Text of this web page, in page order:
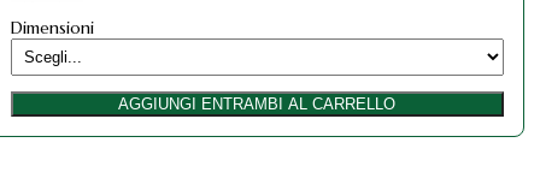
velluto
quantità
4,80 €
a
5,80 €
Dimensioni
AGGIUNGI ENTRAMBI AL CARRELLO